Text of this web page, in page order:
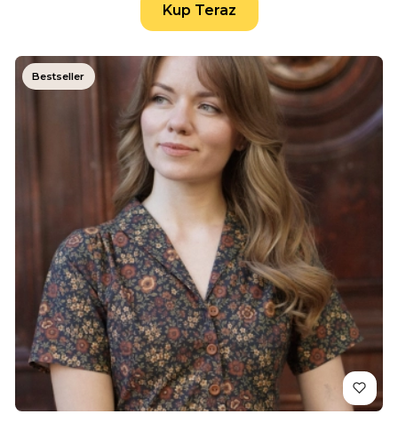
Kup Teraz
Bestseller